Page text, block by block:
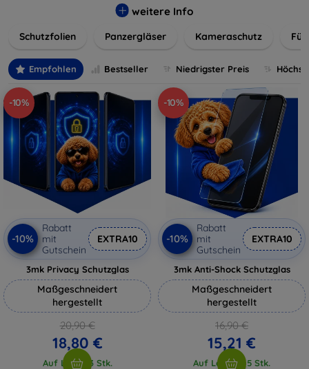
installieren und passgenau für jedes Gerät, um eine
wertvolles Gerät mit unseren langlebigen und zuverlässigen
digitales Erlebnis.
weitere Info
Schutzfolien Panzergläser Kameraschutz
Empfohlen Bestseller Niedrigster Preis
-10%
-10%
Rabatt
mit
Gutschein
EXTRA10
3mk Privacy Schutzglas
Maßgeschneidert
hergestellt
20,90 €
18,80 €
Auf Lager 3 Stk.
-10%
-10%
Rabatt
mit
Gutschein
EXTRA10
3mk Anti-Shock Schutzglas
Maßgeschneidert
hergestellt
16,90 €
15,21 €
Auf Lager > 5 Stk.